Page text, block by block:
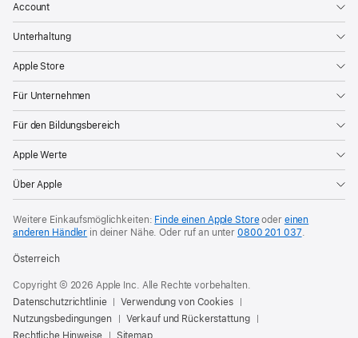
Account
Unterhaltung
Apple Store
Für Unternehmen
Für den Bildungsbereich
Apple Werte
Über Apple
Weitere Einkaufsmöglichkeiten: Finde einen Apple Storeoder einen
anderen Händler in deiner Nähe. Oder ruf an unter0800 201 037.
Österreich
Copyright © 2026 Apple Inc. Alle Rechte vorbehalten.
Datenschutzrichtlinie
Verwendung von Cookies
Nutzungsbedingungen
Verkauf und Rückerstattung
Rechtliche Hinweise
Sitemap